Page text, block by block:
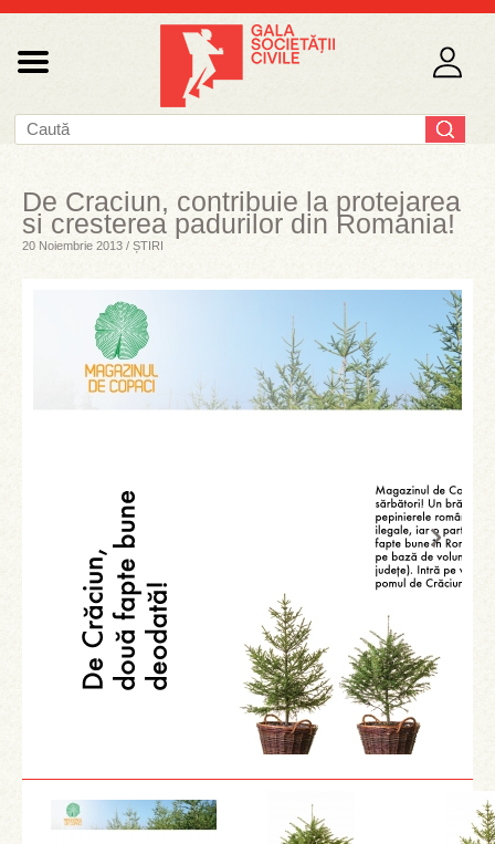
De Craciun, contribuie la protejarea
si cresterea padurilor din Romania!
20 Noiembrie 2013 / ȘTIRI